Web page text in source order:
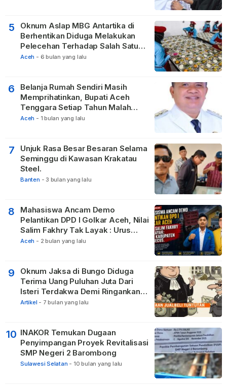
5
Oknum Aslap MBG Antartika di
Berhentikan Diduga Melakukan
Pelecehan Terhadap Salah Satu
Relawan
Aceh - 6 bulan yang lalu
6
Belanja Rumah Sendiri Masih
Memprihatinkan, Bupati Aceh
Tenggara Setiap Tahun Malah
Membangun Pasilitas Rumah
Aceh - 1 bulan yang lalu
7
Unjuk Rasa Besar Besaran Selama
Seminggu di Kawasan Krakatau
Steel.
Banten - 3 bulan yang lalu
8
Mahasiswa Ancam Demo
Pelantikan DPD I Golkar Aceh, Nilai
Salim Fakhry Tak Layak : Urus
Kabupaten Tak Becus.
Aceh - 2 bulan yang lalu
9
Oknum Jaksa di Bungo Diduga
Terima Uang Puluhan Juta Dari
Isteri Terdakwa Demi Ringankan
Hukuman
Artikel - 7 bulan yang lalu
10 INAKOR Temukan Dugaan
Penyimpangan Proyek Revitalisasi
SMP Negeri 2 Barombong
Sulawesi Selatan - 10 bulan yang lalu